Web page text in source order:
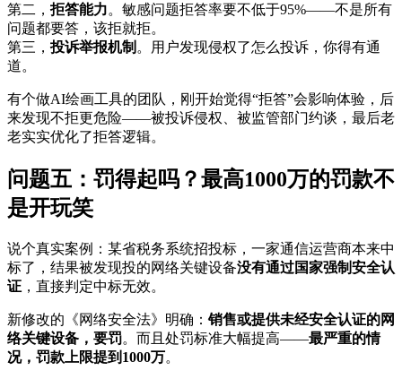
第二， 拒答能力。敏感问题拒答率要不低于95%——不是所有
问题都要答，该拒就拒。
第三，投诉举报机制 。用户发现侵权了怎么投诉，你得有通
道。
有个做AI绘画工具的团队，刚开始觉得“拒答”会影响体验，后
来发现不拒更危险——被投诉侵权、被监管部门约谈，最后老
老实实优化了拒答逻辑。
问题五：罚得起吗？最高1000万的罚款不
是开玩笑
说个真实案例：某省税务系统招投标，一家通信运营商本来中
标了，结果被发现投的网络关键设备没有通过国家强制安全认
证 ，直接判定中标无效。
新修改的《网络安全法》明确：销售或提供未经安全认证的网
络关键设备，要罚。而且处罚标准大幅提高——最严重的情
况，罚款上限提到1000万。